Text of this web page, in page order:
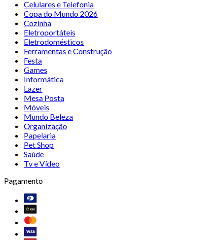
Celulares e Telefonia
Copa do Mundo 2026
Cozinha
Eletroportáteis
Eletrodomésticos
Ferramentas e Construção
Festa
Games
Informática
Lazer
Mesa Posta
Móveis
Mundo Beleza
Organização
Papelaria
Pet Shop
Saúde
Tv e Vídeo
Pagamento